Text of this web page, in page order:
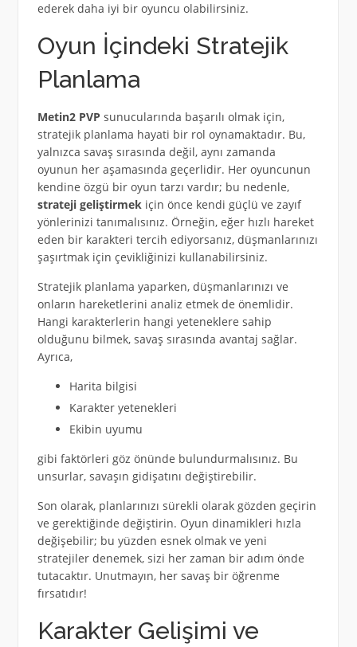
ederek daha iyi bir oyuncu olabilirsiniz.
Oyun İçindeki Stratejik
Planlama
Metin2 PVP sunucularında başarılı olmak için,
stratejik planlama hayati bir rol oynamaktadır. Bu,
yalnızca savaş sırasında değil, aynı zamanda
oyunun her aşamasında geçerlidir. Her oyuncunun
kendine özgü bir oyun tarzı vardır; bu nedenle,
strateji geliştirmekiçin önce kendi güçlü ve zayıf
yönlerinizi tanımalısınız. Örneğin, eğer hızlı hareket
eden bir karakteri tercih ediyorsanız, düşmanlarınızı
şaşırtmak için çevikliğinizi kullanabilirsiniz.
Stratejik planlama yaparken, düşmanlarınızı ve
onların hareketlerini analiz etmek de önemlidir.
Hangi karakterlerin hangi yeteneklere sahip
olduğunu bilmek, savaş sırasında avantaj sağlar.
Ayrıca,
Harita bilgisi
Karakter yetenekleri
Ekibin uyumu
gibi faktörleri göz önünde bulundurmalısınız. Bu
unsurlar, savaşın gidişatını değiştirebilir.
Son olarak, planlarınızı sürekli olarak gözden geçirin
ve gerektiğinde değiştirin. Oyun dinamikleri hızla
değişebilir; bu yüzden esnek olmak ve yeni
stratejiler denemek, sizi her zaman bir adım önde
tutacaktır. Unutmayın, her savaş bir öğrenme
fırsatıdır!
Karakter Gelişimi ve